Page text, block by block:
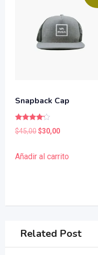
Snapback Cap
Valorado
con
$45,00El
original
$30,00El
actual
Añadir al carrito
Related Post